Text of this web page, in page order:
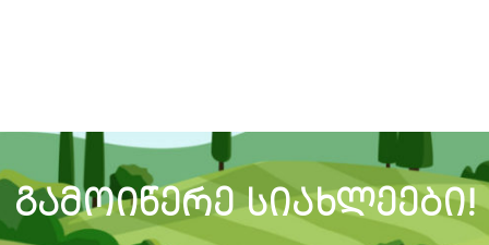
ᲒᲐᲛᲝᲘᲬᲔᲠᲔ ᲡᲘᲐᲮᲚᲔᲔᲑᲘ!